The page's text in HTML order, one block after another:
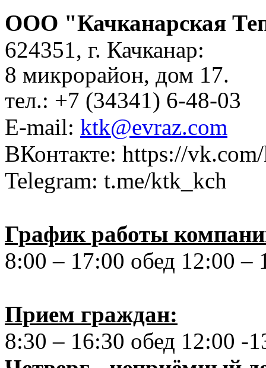
ООО "Качканарская
624351, г. Качканар:
8 микрорайон, дом 17.
тел.: +7 (34341) 6-48-03
E-mail: ktk@evraz.com
ВКонтакте: https://
Telegram: t.me/ktk_kch
График работы
8:00 – 17:00 обед 12:00 –
Прием граждан:
8:30 – 16:30 обед 12:00 -